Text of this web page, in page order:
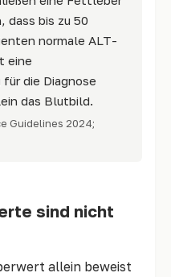
dass bis zu 50
normale ALT-
eine
die Diagnose
das Blutbild.
Guidelines 2024;
sind nicht
allein beweist